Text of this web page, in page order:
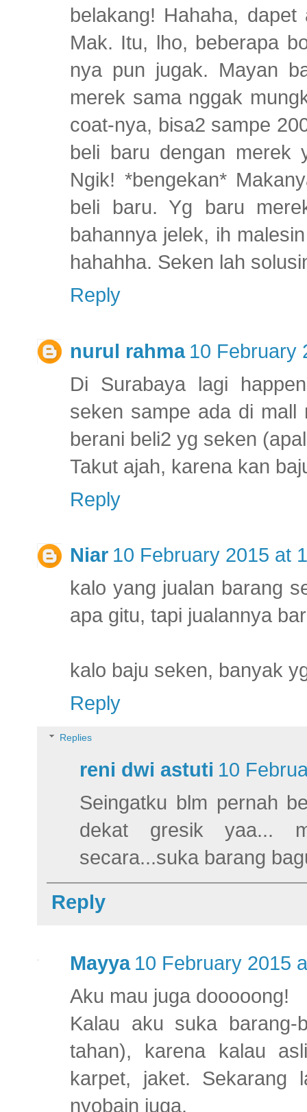
belakang! Hahaha,
Mak. Itu, lho, beberapa
nya pun jugak. Mayan
merek sama nggak
coat-nya, bisa2 sampe
beli baru dengan merek
Ngik! *bengekan*
beli baru. Yg baru
bahannya jelek, ih
hahahha. Seken lah
Reply
nurul rahma 10 February
Di Surabaya lagi
seken sampe ada di
berani beli2 yg seken
Takut ajah, karena kan
Reply
Niar 10 February 2015 at
kalo yang jualan barang
apa gitu, tapi jualannya
kalo baju seken, banyak
Reply
Replies
reni dwi astuti 10
Seingatku blm pernah
dekat gresik yaa...
secara...suka barang
Reply
Mayya 10 February 2015
Aku mau juga dooooong!
Kalau aku suka barang-
tahan), karena kalau
karpet, jaket. Sekarang
nyobain juga.